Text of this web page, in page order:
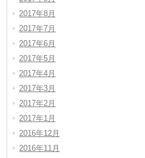
2017年8月
2017年7月
2017年6月
2017年5月
2017年4月
2017年3月
2017年2月
2017年1月
2016年12月
2016年11月